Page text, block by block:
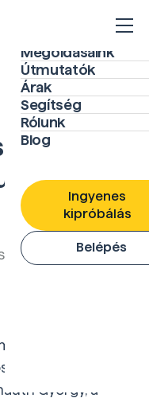
Megoldásaink
Útmutatók
Árak
Segítség
Rólunk
Blog
Ingyenes
kipróbálás
Belépés
Mi így
találkozom,
György, a